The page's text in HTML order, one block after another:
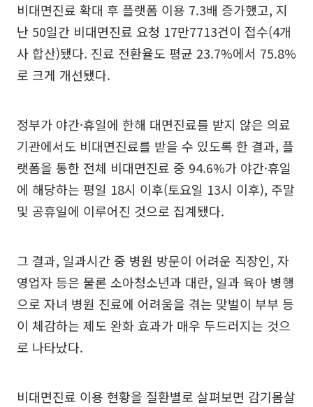
비대면진료 확대 후 플랫폼 이용 7.3배 증가했고, 지
난 50일간 비대면진료 요청 17만7713건이 접수(4개
사 합산)됐다. 진료 전환율도 평균 23.7%에서 75.8%
로 크게 개선됐다.
정부가 야간·휴일에 한해 대면진료를 받지 않은 의료
기관에서도 비대면진료를 받을 수 있도록 한 결과, 플
랫폼을 통한 전체 비대면진료 중 94.6%가 야간·휴일
에 해당하는 평일 18시 이후(토요일 13시 이후), 주말
및 공휴일에 이루어진 것으로 집계됐다.
그 결과, 일과시간 중 병원 방문이 어려운 직장인, 자
영업자 등은 물론 소아청소년과 대란, 일과 육아 병행
으로 자녀 병원 진료에 어려움을 겪는 맞벌이 부부 등
이 체감하는 제도 완화 효과가 매우 두드러지는 것으
로 나타났다.
비대면진료 이용 현황을 질환별로 살펴보면 감기몸살